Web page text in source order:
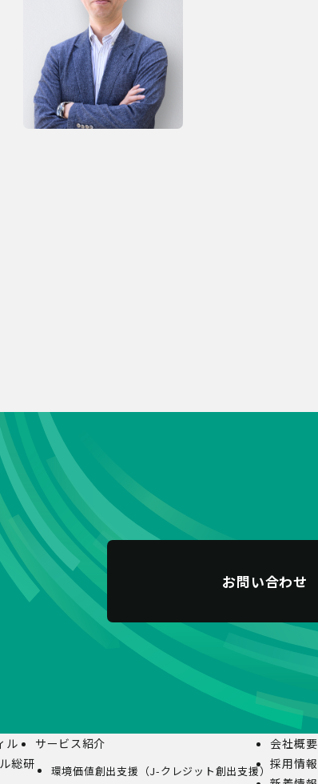
お問い合わせ
ル
総研
サービス紹介
環境価値創出支援（J-クレジット創出支援）
会社概要
採用情報